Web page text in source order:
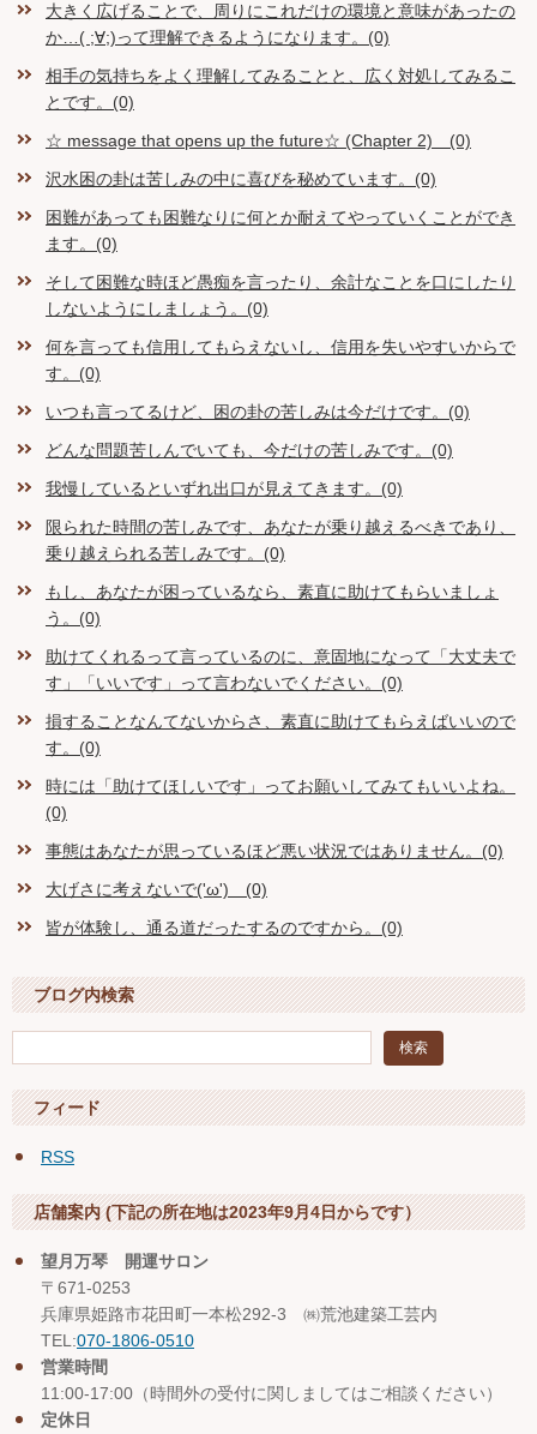
大きく広げることで、周りにこれだけの環境と意味があったの
か…( ;∀;)って理解できるようになります。(0)
相手の気持ちをよく理解してみることと、広く対処してみるこ
とです。(0)
☆ message that opens up the future☆ (Chapter 2) (0)
沢水困の卦は苦しみの中に喜びを秘めています。(0)
困難があっても困難なりに何とか耐えてやっていくことができ
ます。(0)
そして困難な時ほど愚痴を言ったり、余計なことを口にしたり
しないようにしましょう。(0)
何を言っても信用してもらえないし、信用を失いやすいからで
す。(0)
いつも言ってるけど、困の卦の苦しみは今だけです。(0)
どんな問題苦しんでいても、今だけの苦しみです。(0)
我慢しているといずれ出口が見えてきます。(0)
限られた時間の苦しみです、あなたが乗り越えるべきであり、
乗り越えられる苦しみです。(0)
もし、あなたが困っているなら、素直に助けてもらいましょ
う。(0)
助けてくれるって言っているのに、意固地になって「大丈夫で
す」「いいです」って言わないでください。(0)
損することなんてないからさ、素直に助けてもらえばいいので
す。(0)
時には「助けてほしいです」ってお願いしてみてもいいよね。
(0)
事態はあなたが思っているほど悪い状況ではありません。(0)
大げさに考えないで('ω') (0)
皆が体験し、通る道だったするのですから。(0)
ブログ内検索
フィード
RSS
店舗案内 (下記の所在地は2023年9月4日からです）
望月万琴 開運サロン
〒671-0253
兵庫県姫路市花田町一本松292-3 ㈱荒池建築工芸内
TEL:070-1806-0510
営業時間
11:00-17:00（時間外の受付に関しましてはご相談ください）
定休日